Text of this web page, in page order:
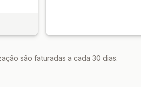
são faturadas a cada 30 dias.